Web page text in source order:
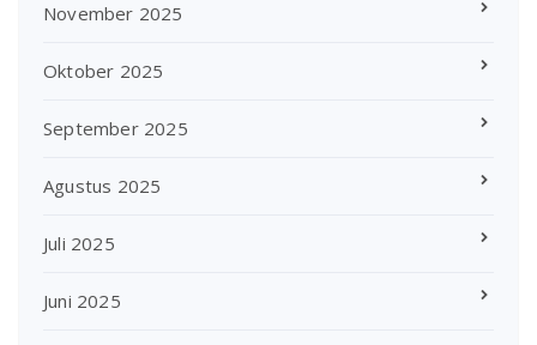
November 2025
Oktober 2025
September 2025
Agustus 2025
Juli 2025
Juni 2025